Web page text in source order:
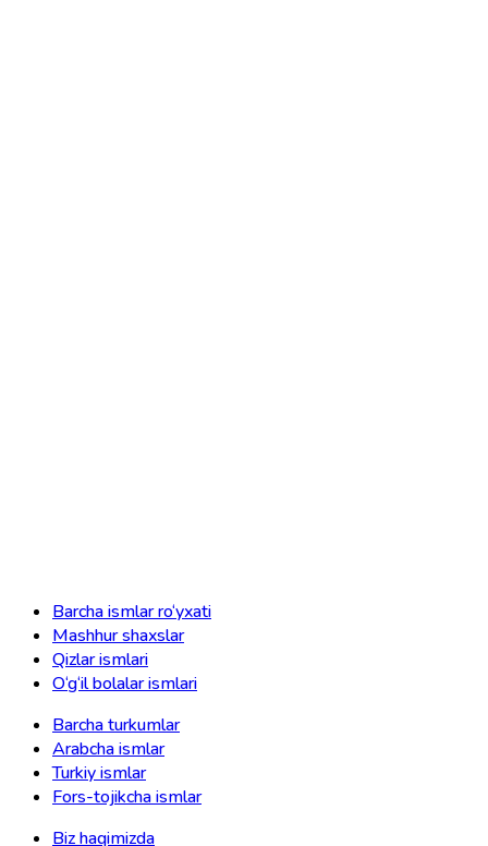
Barcha ismlar ro‘yxati
Mashhur shaxslar
Qizlar ismlari
O‘g‘il bolalar ismlari
Barcha turkumlar
Arabcha ismlar
Turkiy ismlar
Fors-tojikcha ismlar
Biz haqimizda